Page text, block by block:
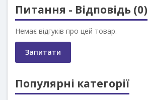
Питання - Відповідь (0)
Немає відгуків про цей товар.
Запитати
Популярні категорії